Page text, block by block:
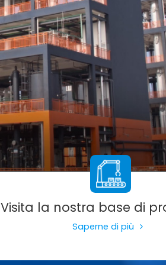
Visita la nostra base di
Saperne di più